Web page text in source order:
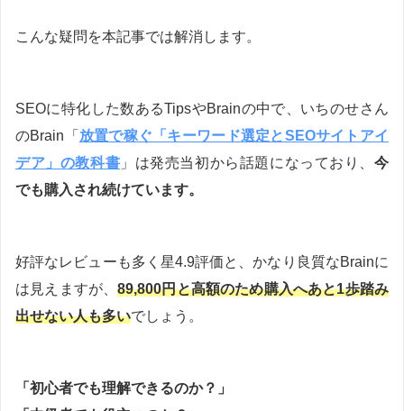
こんな疑問を本記事では解消します。
SEOに特化した数あるTipsやBrainの中で、いちのせさん
のBrain「 放置で稼ぐ「キーワード選定とSEOサイトアイ
デア」の教科書 」は発売当初から話題になっており、今
でも購入され続けています。
好評なレビューも多く星4.9評価と、かなり良質なBrainに
は見えますが、89,800円と高額のため購入へあと1歩踏み
出せない人も多いでしょう。
「初心者でも理解できるのか？」